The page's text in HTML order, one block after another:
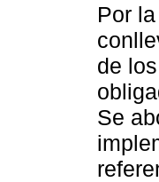
Por
de
Se